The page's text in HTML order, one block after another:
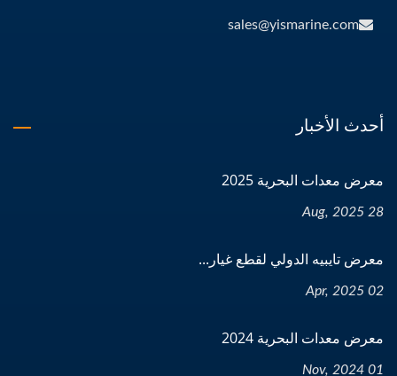
sales@yismarine.com
أحدث الأخبار
معرض معدات البحرية 2025
28 Aug, 2025
معرض تايبيه الدولي لقطع غيار...
02 Apr, 2025
معرض معدات البحرية 2024
01 Nov, 2024